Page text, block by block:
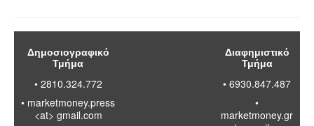
Δημοσιογραφικό
Τμήμα
• 2810.324.772
• marketmoney.press
<at> gmail.com
Διαφημιστικό
Τμήμα
• 6930.847.487
•
marketmoney.gr